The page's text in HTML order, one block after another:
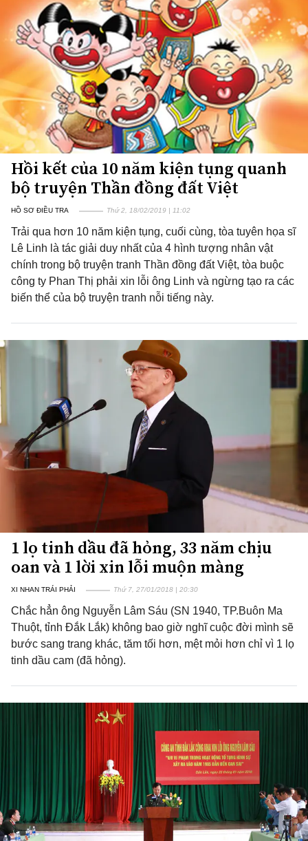
Hồi kết của 10 năm kiện tụng quanh
bộ truyện Thần đồng đất Việt
HỒ SƠ ĐIỀU TRA Thứ 2, 18/02/2019 | 11:02
Trải qua hơn 10 năm kiện tụng, cuối cùng, tòa tuyên họa sĩ
Lê Linh là tác giải duy nhất của 4 hình tượng nhân vật
chính trong bộ truyện tranh Thần đồng đất Việt, tòa buộc
công ty Phan Thị phải xin lỗi ông Linh và ngừng tạo ra các
biến thể của bộ truyện tranh nỗi tiếng này.
1 lọ tinh dầu đã hỏng, 33 năm chịu
oan và 1 lời xin lỗi muộn màng
XI NHAN TRÁI PHẢI Thứ 7, 27/01/2018 | 20:30
Chắc hẳn ông Nguyễn Lâm Sáu (SN 1940, TP.Buôn Ma
Thuột, tỉnh Đắk Lắk) không bao giờ nghĩ cuộc đời mình sẽ
bước sang trang khác, tăm tối hơn, mệt mỏi hơn chỉ vì 1 lọ
tinh dầu cam (đã hỏng).